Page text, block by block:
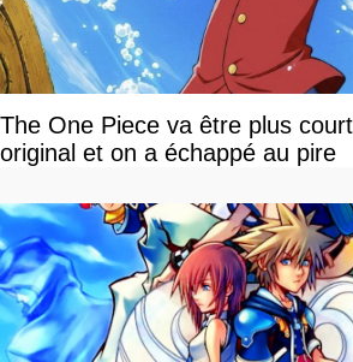
The One Piece va être plus
original et on a échappé au pire